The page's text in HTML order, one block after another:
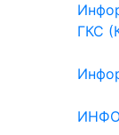
ГКС